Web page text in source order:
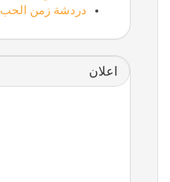
دردشة زمن الحب
اعلان